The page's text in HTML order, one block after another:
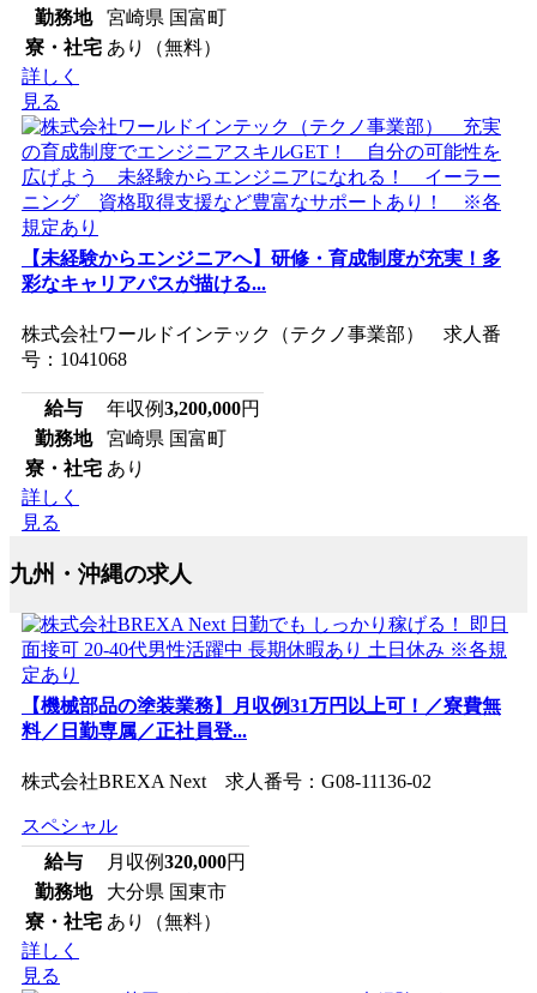
勤務地
宮崎県 国富町
寮・社宅 あり（無料）
詳しく
見る
【未経験からエンジニアへ】研修・育成制度が充実！多
彩なキャリアパスが描ける...
株式会社ワールドインテック（テクノ事業部） 求人番
号：1041068
給与 年収例3,200,000円
勤務地
宮崎県 国富町
寮・社宅 あり
詳しく
見る
九州・沖縄の求人
【機械部品の塗装業務】月収例31万円以上可！／寮費無
料／日勤専属／正社員登...
株式会社BREXA Next 求人番号：G08-11136-02
スペシャル
給与
月収例320,000円
勤務地
大分県 国東市
寮・社宅 あり（無料）
詳しく
見る